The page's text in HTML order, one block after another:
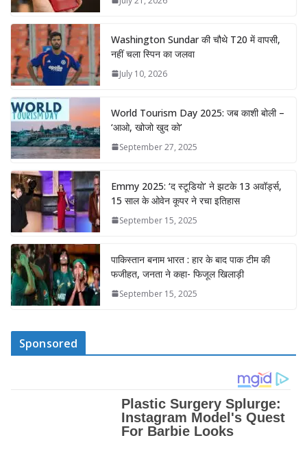
Washington Sundar की चौथे T20 में वापसी,
नहीं चला स्पिन का जलवा
July 10, 2026
World Tourism Day 2025: जब काशी बोली –
‘आओ, खोजो खुद को’
September 27, 2025
Emmy 2025: ‘द स्टूडियो’ ने झटके 13 अवॉर्ड्स,
15 साल के ओवेन कूपर ने रचा इतिहास
September 15, 2025
पाकिस्तान बनाम भारत : हार के बाद पाक टीम की
फजीहत, जनता ने कहा- फिजूल खिलाड़ी
September 15, 2025
Sponsored